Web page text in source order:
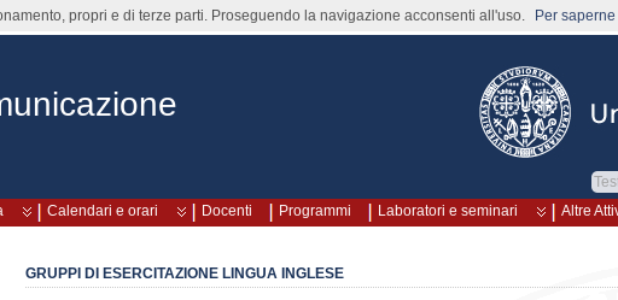
Calendari e orari Docenti Programmi Laboratori e seminari Altre
GRUPPI DI ESERCITAZIONE LINGUA INGLESE
propri e di terze parti. Proseguendo la navigazione acconsenti all'uso. Per